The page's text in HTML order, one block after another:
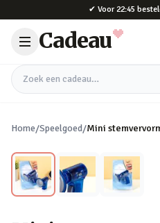
✔ Voor 22:45
Cadeau
Zoek een cadeau
Home/Speelgoed/Mini